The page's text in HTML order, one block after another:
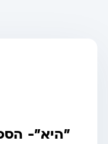
"היא"-